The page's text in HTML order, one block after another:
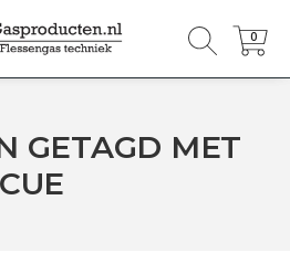
0
0
GETAGD MET